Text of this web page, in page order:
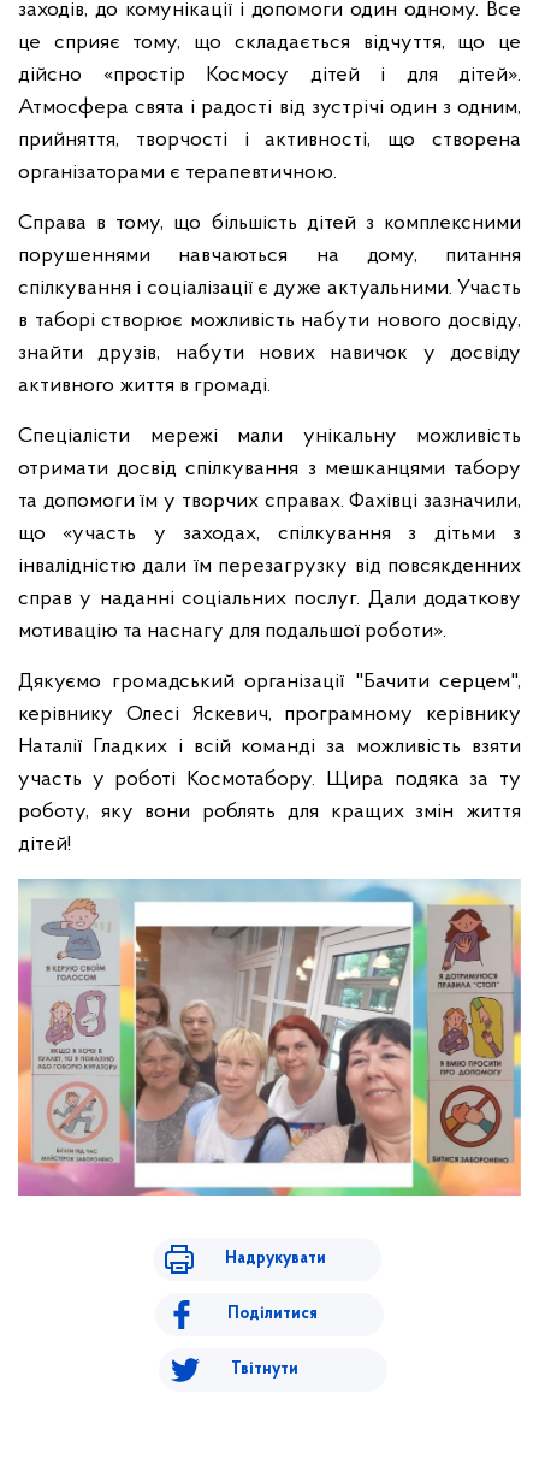
заходів, до комунікації і допомоги один одному. Все
це сприяє тому, що складається відчуття, що це
дійсно «простір Космосу дітей і для дітей».
Атмосфера свята і радості від зустрічі один з одним,
прийняття, творчості і активності, що створена
організаторами є терапевтичною.
Справа в тому, що більшість дітей з комплексними
порушеннями навчаються на дому, питання
спілкування і соціалізації є дуже актуальними. Участь
в таборі створює можливість набути нового досвіду,
знайти друзів, набути нових навичок у досвіду
активного життя в громаді.
Спеціалісти мережі мали унікальну можливість
отримати досвід спілкування з мешканцями табору
та допомоги їм у творчих справах. Фахівці зазначили,
що «участь у заходах, спілкування з дітьми з
інвалідністю дали їм перезагрузку від повсякденних
справ у наданні соціальних послуг. Дали додаткову
мотивацію та наснагу для подальшої роботи».
Дякуємо громадський організації "Бачити серцем",
керівнику Олесі Яскевич, програмному керівнику
Наталії Гладких і всій команді за можливість взяти
участь у роботі Космотабору. Щира подяка за ту
роботу, яку вони роблять для кращих змін життя
дітей!
Надрукувати
Поділитися
Твітнути